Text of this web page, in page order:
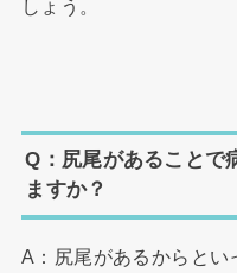
しょう。
Q：尻尾があることで
ますか？
A：尻尾があるからとい